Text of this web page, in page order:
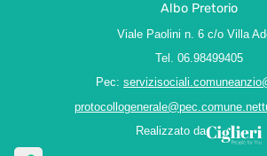
Albo Pretorio
Viale Paolini n. 6 c/o Villa
Tel. 06.98499405
Pec:
Realizzato da